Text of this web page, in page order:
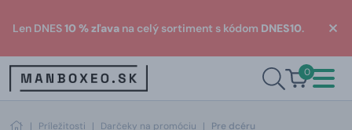
Len DNES10 % zľava na celý sortiment s kódom DNES10.
0
| Príležitosti | Darčeky na promóciu | Pre dcéru